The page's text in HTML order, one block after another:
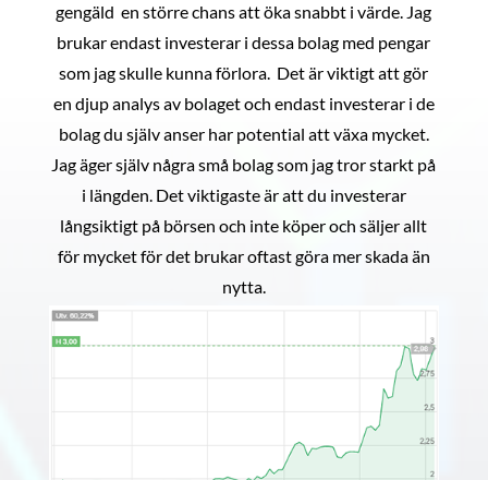
gengäld en större chans att öka snabbt i värde. Jag
brukar endast investerar i dessa bolag med pengar
som jag skulle kunna förlora. Det är viktigt att gör
en djup analys av bolaget och endast investerar i de
bolag du själv anser har potential att växa mycket.
Jag äger själv några små bolag som jag tror starkt på
i längden. Det viktigaste är att du investerar
långsiktigt på börsen och inte köper och säljer allt
för mycket för det brukar oftast göra mer skada än
nytta.